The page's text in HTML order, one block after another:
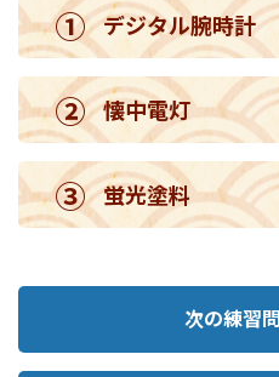
① デジタル腕時計
② 懐中電灯
③ 蛍光塗料
次の練習